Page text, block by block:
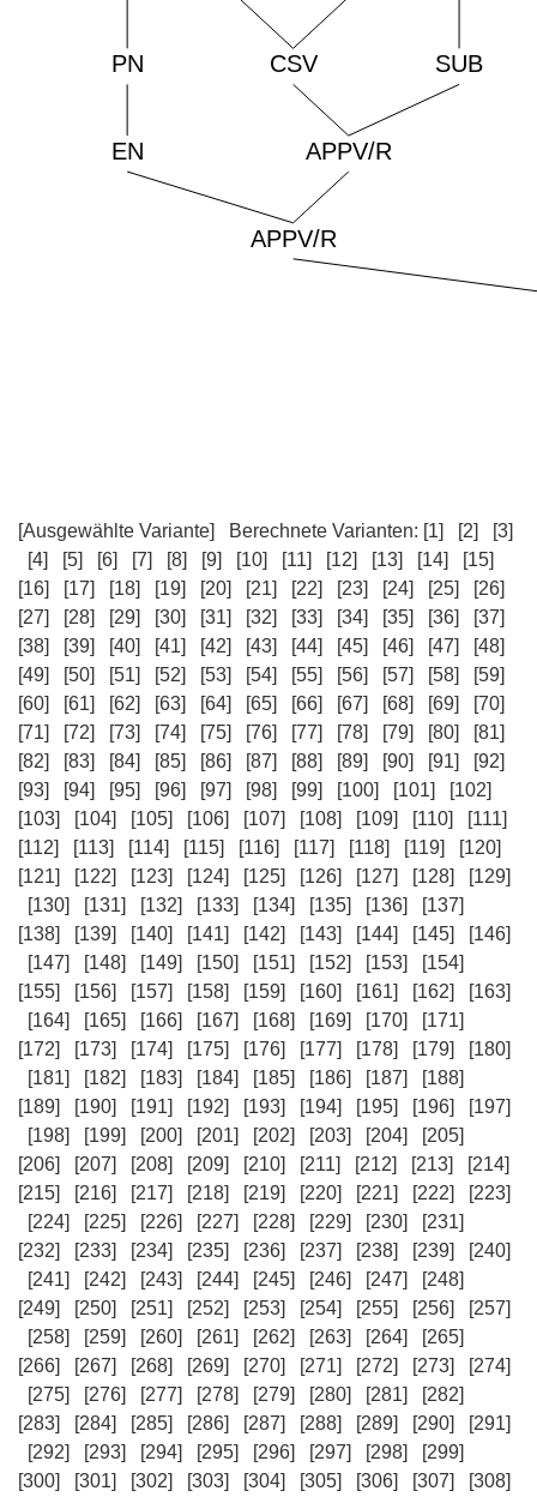
[Ausgewählte Variante] Berechnete Varianten: [1] [2]
[3]
[4]
[5] [6] [7] [8] [9] [10] [11] [12] [13] [14]
[15]
[16]
[17] [18] [19] [20] [21] [22] [23] [24] [25]
[26]
[27]
[28] [29] [30] [31] [32] [33] [34] [35] [36]
[37]
[38]
[39] [40] [41] [42] [43] [44] [45] [46] [47]
[48]
[49]
[50] [51] [52] [53] [54] [55] [56] [57] [58]
[59]
[60]
[61] [62] [63] [64] [65] [66] [67] [68] [69]
[70]
[71]
[72] [73] [74] [75] [76] [77] [78] [79] [80]
[81]
[82]
[83] [84] [85] [86] [87] [88] [89] [90] [91]
[92]
[93]
[94] [95] [96] [97] [98] [99] [100] [101]
[102]
[103]
[104] [105] [106] [107] [108] [109] [110]
[111]
[112]
[113] [114] [115] [116] [117] [118] [119]
[120]
[121]
[122] [123] [124] [125] [126] [127] [128]
[129]
[130]
[131] [132] [133] [134] [135] [136]
[137]
[138]
[139] [140] [141] [142] [143] [144] [145]
[146]
[147]
[148] [149] [150] [151] [152] [153]
[154]
[155]
[156] [157] [158] [159] [160] [161] [162]
[163]
[164]
[165] [166] [167] [168] [169] [170]
[171]
[172]
[173] [174] [175] [176] [177] [178] [179]
[180]
[181]
[182] [183] [184] [185] [186] [187]
[188]
[189]
[190] [191] [192] [193] [194] [195] [196]
[197]
[198]
[199] [200] [201] [202] [203] [204]
[205]
[206]
[207] [208] [209] [210] [211] [212] [213]
[214]
[215]
[216] [217] [218] [219] [220] [221] [222]
[223]
[224]
[225] [226] [227] [228] [229] [230]
[231]
[232]
[233] [234] [235] [236] [237] [238] [239]
[240]
[241]
[242] [243] [244] [245] [246] [247]
[248]
[249]
[250] [251] [252] [253] [254] [255] [256]
[257]
[258]
[259] [260] [261] [262] [263] [264]
[265]
[266]
[267] [268] [269] [270] [271] [272] [273]
[274]
[275]
[276] [277] [278] [279] [280] [281]
[282]
[283]
[284] [285] [286] [287] [288] [289] [290]
[291]
[292]
[293] [294] [295] [296] [297] [298]
[299]
[300]
[301] [302] [303] [304] [305] [306] [307]
[308]